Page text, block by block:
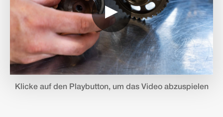
▶
Klicke auf den Playbutton, um das Video abzuspielen